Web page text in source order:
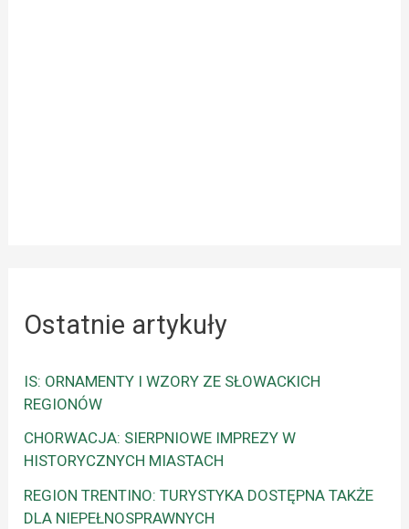
Ostatnie artykuły
IS: ORNAMENTY I WZORY ZE SŁOWACKICH
REGIONÓW
CHORWACJA: SIERPNIOWE IMPREZY W
HISTORYCZNYCH MIASTACH
REGION TRENTINO: TURYSTYKA DOSTĘPNA TAKŻE
DLA NIEPEŁNOSPRAWNYCH